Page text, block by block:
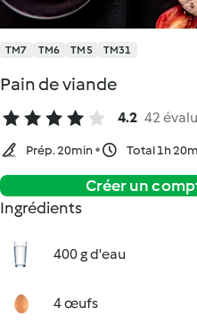
TM7 TM6 TM5 TM31
Pain de viande
4.2 42
Prép. 20min Total 1h
Créer un
Ingrédients
400 g d'eau
4 œufs